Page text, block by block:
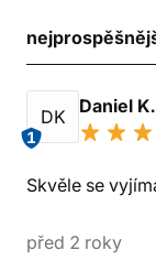
DK
1
Daniel K.
Skvěle se
před 2 roky